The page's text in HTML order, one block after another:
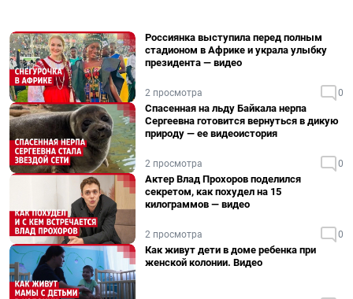
Россиянка выступила перед полным
стадионом в Африке и украла улыбку
президента — видео
2 просмотра 0
Спасенная на льду Байкала нерпа
Сергеевна готовится вернуться в дикую
природу — ее видеоистория
2 просмотра 0
Актер Влад Прохоров поделился
секретом, как похудел на 15
килограммов — видео
2 просмотра 0
Как живут дети в доме ребенка при
женской колонии. Видео